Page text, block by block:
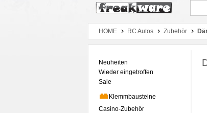
HOME RC Autos Zubehör
Neuheiten
Wieder eingetroffen
Sale
Klemmbausteine
Casino-Zubehör